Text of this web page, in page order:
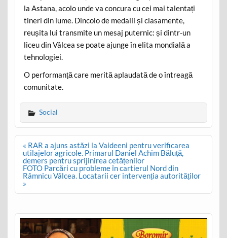
la Astana, acolo unde va concura cu cei mai talentați
tineri din lume. Dincolo de medalii și clasamente,
reușita lui transmite un mesaj puternic: și dintr-un
liceu din Vâlcea se poate ajunge în elita mondială a
tehnologiei.
O performanță care merită aplaudată de o întreagă
comunitate.
Social
Post
navigation
« RAR a ajuns astăzi la Vaideeni pentru verificarea
utilajelor agricole. Primarul Daniel Achim Băluță,
demers pentru sprijinirea cetățenilor
FOTO Parcări cu probleme în cartierul Nord din
Râmnicu Vâlcea. Locatarii cer intervenția autorităților
»